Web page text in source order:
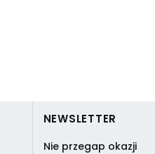
NEWSLETTER
Nie przegap okazji